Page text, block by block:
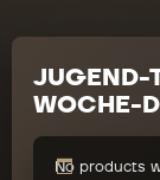
JUGEND-
WOCHE-
No products